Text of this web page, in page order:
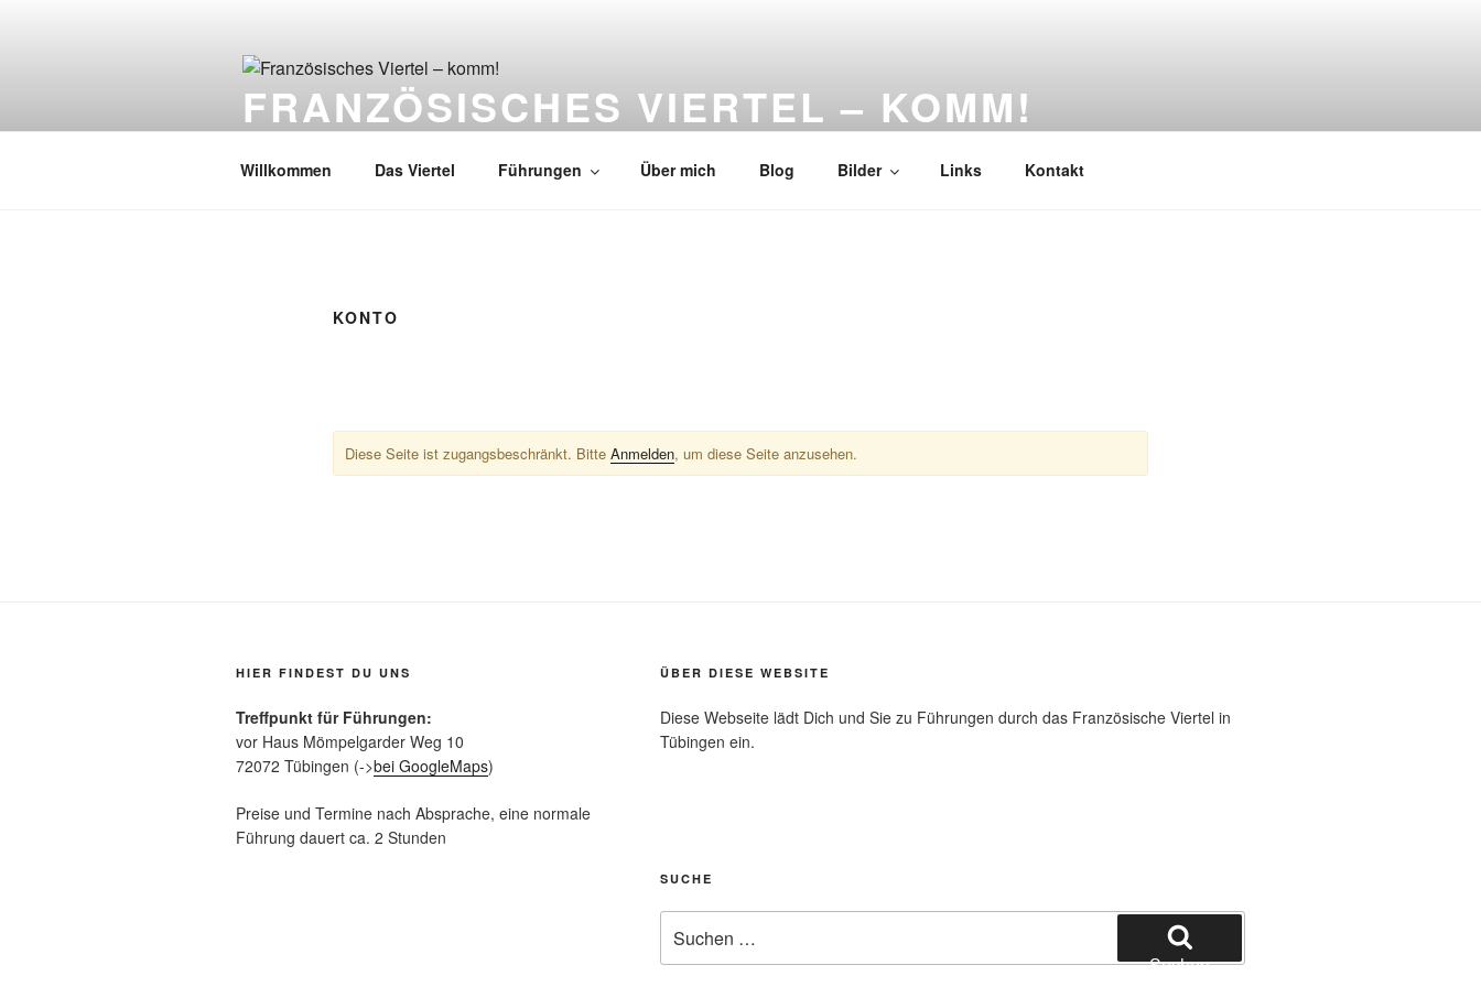
FRANZÖSISCHES VIERTEL – KOMM!
Willkommen Das Viertel Führungen Über mich Blog Bilder Links Kontakt
KONTO
Diese Seite ist zugangsbeschränkt. Bitte Anmelden, um diese Seite anzusehen.
HIER FINDEST DU UNS
Treffpunkt für Führungen:
vor Haus Mömpelgarder Weg 10
72072 Tübingen (->bei GoogleMaps)
Preise und Termine nach Absprache, eine normale
Führung dauert ca. 2 Stunden
ÜBER DIESE WEBSITE
Diese Webseite lädt Dich und Sie zu Führungen durch das Französische Viertel in
Tübingen ein.
SUCHE
nach:
Suchen